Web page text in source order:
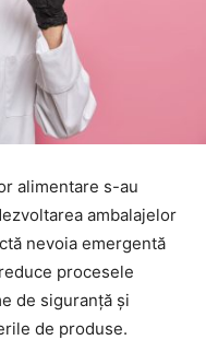
alimentare s-au
ambalajelor
nevoia emergentă
procesele
de siguranță și
de produse.